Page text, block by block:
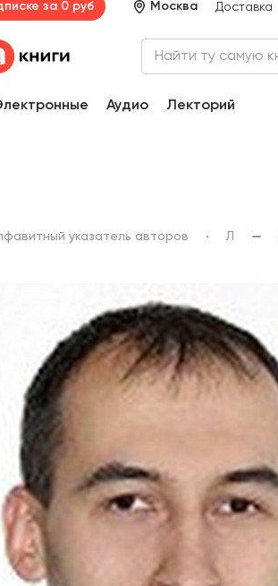
за 0 руб Москва Доставка
Аудио Лекторий
указатель авторов Л